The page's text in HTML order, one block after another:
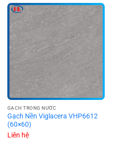
GẠCH TRONG NƯỚC
Gạch Nền Viglacera VHP6612
(60×60)
Liên hệ